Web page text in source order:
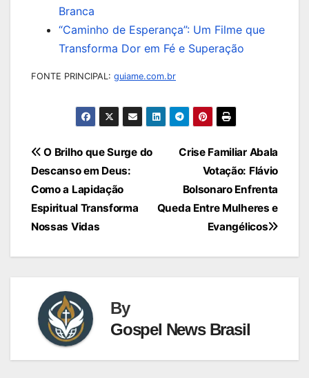
Branca
“Caminho de Esperança”: Um Filme que
Transforma Dor em Fé e Superação
FONTE PRINCIPAL: guiame.com.br
Navegação
de
Post
Crise Familiar Abala
Votação: Flávio
Bolsonaro Enfrenta
Queda Entre Mulheres e
Evangélicos
O Brilho que Surge do
Descanso em Deus:
Como a Lapidação
Espiritual Transforma
Nossas Vidas
By
Gospel News Brasil